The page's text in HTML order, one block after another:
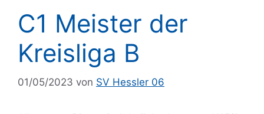
C1 Meister der
Kreisliga B
01/05/2023 von SV Hessler 06